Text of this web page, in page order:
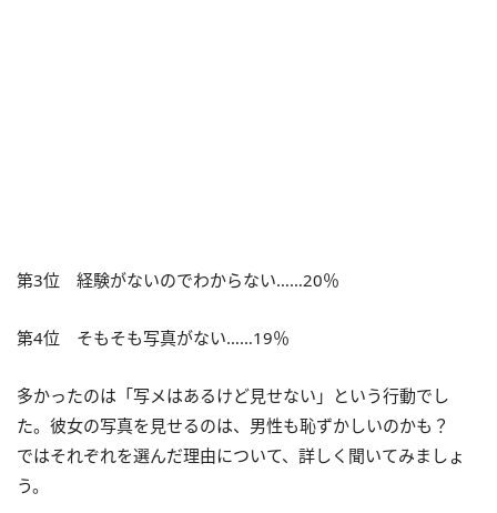
第3位 経験がないのでわからない……20％
第4位 そもそも写真がない……19％
多かったのは「写メはあるけど見せない」という行動でし
た。彼女の写真を見せるのは、男性も恥ずかしいのかも？
ではそれぞれを選んだ理由について、詳しく聞いてみましょ
う。